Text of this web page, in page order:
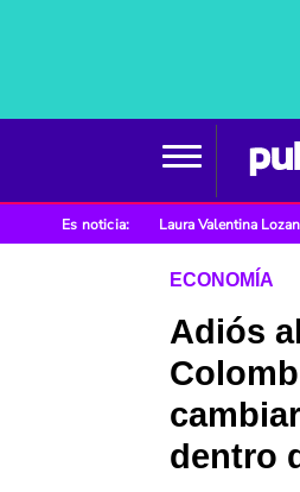
Es noticia: Laura Valentina
ECONOMÍA
Adiós
dentro